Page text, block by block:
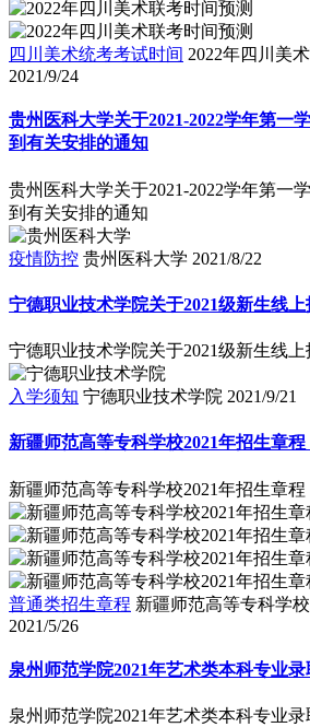
四川美术统考考试时间 2022年四川美
2021/9/24
贵州医科大学关于2021-2022学年第一
到有关安排的通知
贵州医科大学关于2021-2022学年第一
到有关安排的通知
疫情防控 贵州医科大学 2021/8/22
宁德职业技术学院关于2021级新生线
宁德职业技术学院关于2021级新生线
入学须知 宁德职业技术学院 2021/9/21
新疆师范高等专科学校2021年招生章程
新疆师范高等专科学校2021年招生章程
普通类招生章程 新疆师范高等专科学
2021/5/26
泉州师范学院2021年艺术类本科专业
泉州师范学院2021年艺术类本科专业